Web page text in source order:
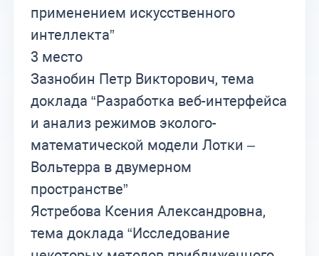
применением искусственного
интеллекта”
3 место
Зазнобин Петр Викторович, тема
доклада “Разработка веб-интерфейса
и анализ режимов эколого-
математической модели Лотки –
Вольтерра в двумерном
пространстве”
Ястребова Ксения Александровна,
тема доклада “Исследование